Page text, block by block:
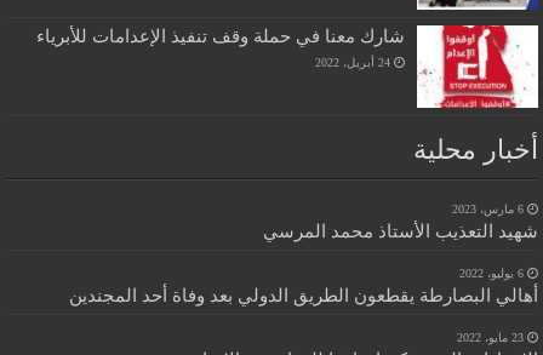
شارك معنا في حملة وقف تنفيذ الإعدامات للأبرياء
24 أبريل، 2022
أخبار محلية
6 مارس، 2023
شهيد التعذيب الأستاذ محمد المرسي
6 يوليو، 2022
أهالي البصارطة يقطعون الطريق الدولي بعد وفاة أحد المجندين
23 مايو، 2022